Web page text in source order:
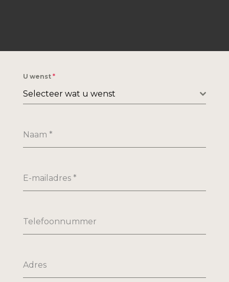
U wenst *
Selecteer wat u wenst
Naam *
E-mailadres *
Telefoonnummer
Adres